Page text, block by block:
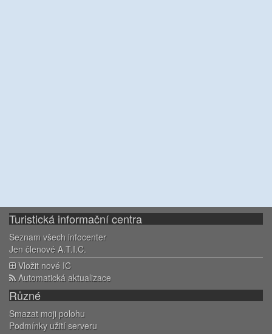
Turistická informační centra
Seznam všech infocenter
Jen členové A.T.I.C.
Vložit nové IC
Automatická aktualizace
Různé
Smazat moji polohu
Podmínky užití serveru